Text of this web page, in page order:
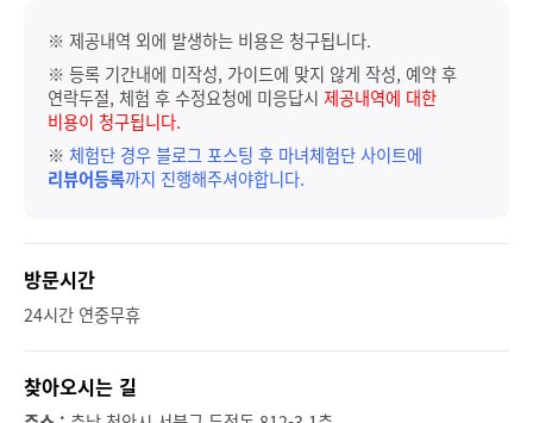
※ 제공내역 외에 발생하는 비용은 청구됩니다.
※ 등록 기간내에 미작성, 가이드에 맞지 않게 작성, 예약 후
연락두절, 체험 후 수정요청에 미응답시 제공내역에 대한
비용이 청구됩니다.
※ 체험단 경우 블로그 포스팅 후 마녀체험단 사이트에
리뷰어등록까지 진행해주셔야합니다.
방문시간
24시간 연중무휴
찾아오시는 길